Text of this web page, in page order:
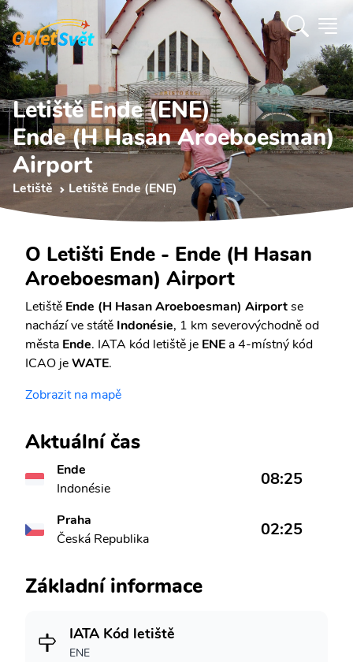
Letiště Ende (ENE)
Ende (H Hasan Aroeboesman)
Airport
Letiště Letiště Ende (ENE)
O Letišti Ende - Ende (H Hasan
Aroeboesman) Airport
Letiště Ende (H Hasan Aroeboesman) Airportse
nachází ve státě Indonésie, 1 km severovýchodně od
města Ende. IATA kód letiště je ENE a 4-místný kód
ICAO jeWATE.
Zobrazit na mapě
Aktuální čas
Ende
Indonésie
08:25
Praha
Česká Republika
02:25
Základní informace
IATA Kód letiště
ENE